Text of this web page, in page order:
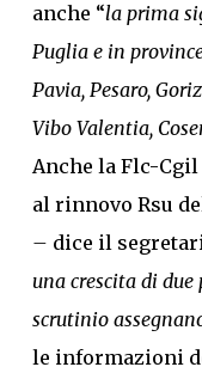
anche “la prima
Puglia e in
Pavia, Pesaro,
Vibo Valentia,
Anche la Flc-
al rinnovo Rsu
– dice il
una crescita di
scrutinio
le informazioni